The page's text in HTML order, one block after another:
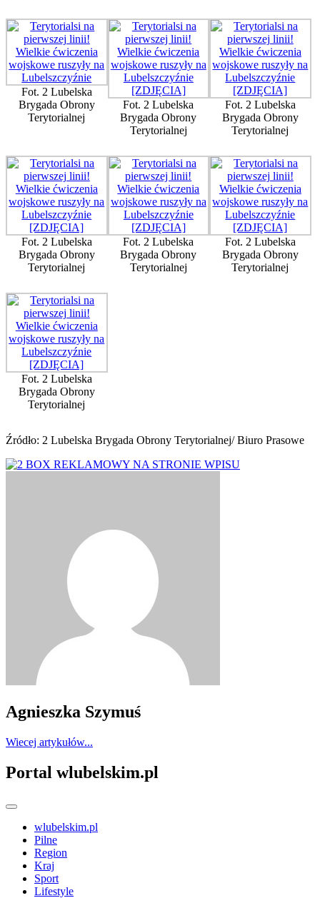
Fot. 2 Lubelska
Brygada Obrony
Terytorialnej
Fot. 2 Lubelska
Brygada Obrony
Terytorialnej
Fot. 2 Lubelska
Brygada Obrony
Terytorialnej
Fot. 2 Lubelska
Brygada Obrony
Terytorialnej
Fot. 2 Lubelska
Brygada Obrony
Terytorialnej
Fot. 2 Lubelska
Brygada Obrony
Terytorialnej
Fot. 2 Lubelska
Brygada Obrony
Terytorialnej
Źródło: 2 Lubelska Brygada Obrony Terytorialnej/ Biuro Prasowe
Agnieszka Szymuś
Wiecej artykułów...
Portal wlubelskim.pl
wlubelskim.pl
Pilne
Region
Kraj
Sport
Lifestyle